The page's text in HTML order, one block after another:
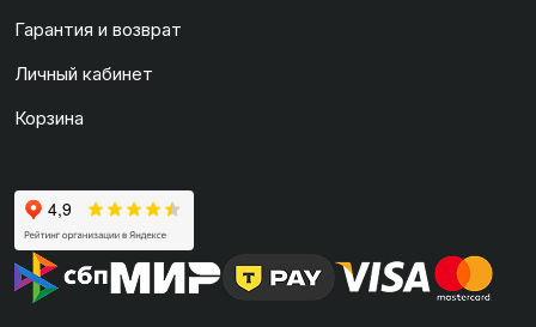
Гарантия и возврат
Личный кабинет
Корзина